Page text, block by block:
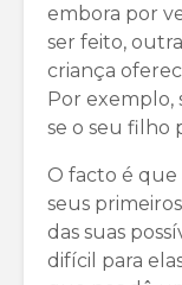
embora por
ser feito,
criança
Por exemplo,
se o seu filho
O facto é que
seus
das suas
difícil para